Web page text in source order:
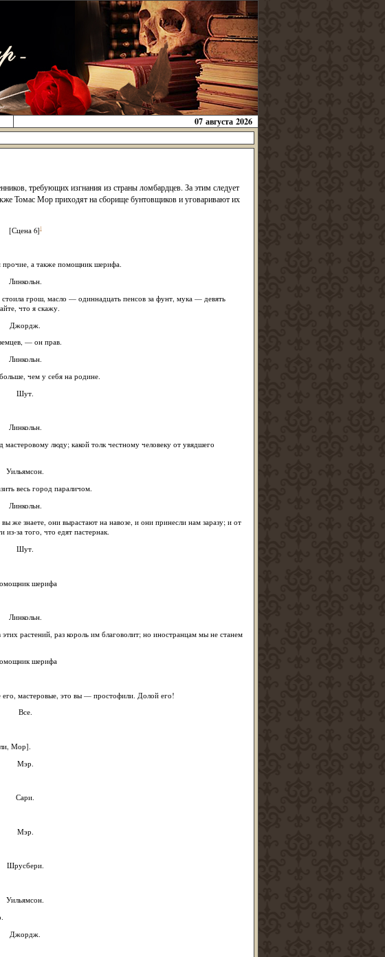
07 августа 2026
требующих изгнания из страны ломбардцев. За этим следует
Томас Мор приходят на сборище бунтовщиков и уговаривают их
[Сцена 6]1
а также помощник шерифа.
Линкольн.
грош, масло — одиннадцать пенсов за фунт, мука — девять
что я скажу.
Джордж.
— он прав.
Линкольн.
чем у себя на родине.
Шут.
Линкольн.
мастеровому люду; какой толк честному человеку от увядшего
Уильямсон.
весь город параличом.
Линкольн.
же знаете, они вырастают на навозе, и они принесли нам заразу; и от
из-за того, что едят пастернак.
Шут.
шерифа
Линкольн.
растений, раз король им благоволит; но иностранцам мы не станем
шерифа
его, мастеровые, это вы — простофили. Долой его!
Все.
Мор].
Мэр.
Сари.
Мэр.
Шрусбери.
Уильямсон.
Джордж.